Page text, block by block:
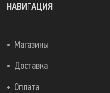
НАВИГАЦИЯ
Магазины
Доставка
Оплата